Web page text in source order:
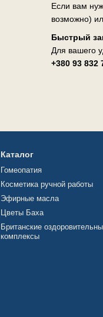
Если вам
возможно)
Быстрый
Для вашего
+380 93 832
Каталог
Гомеопатия
Косметика ручной работы
Эфирные масла
Цветы Баха
Британские
комплексы